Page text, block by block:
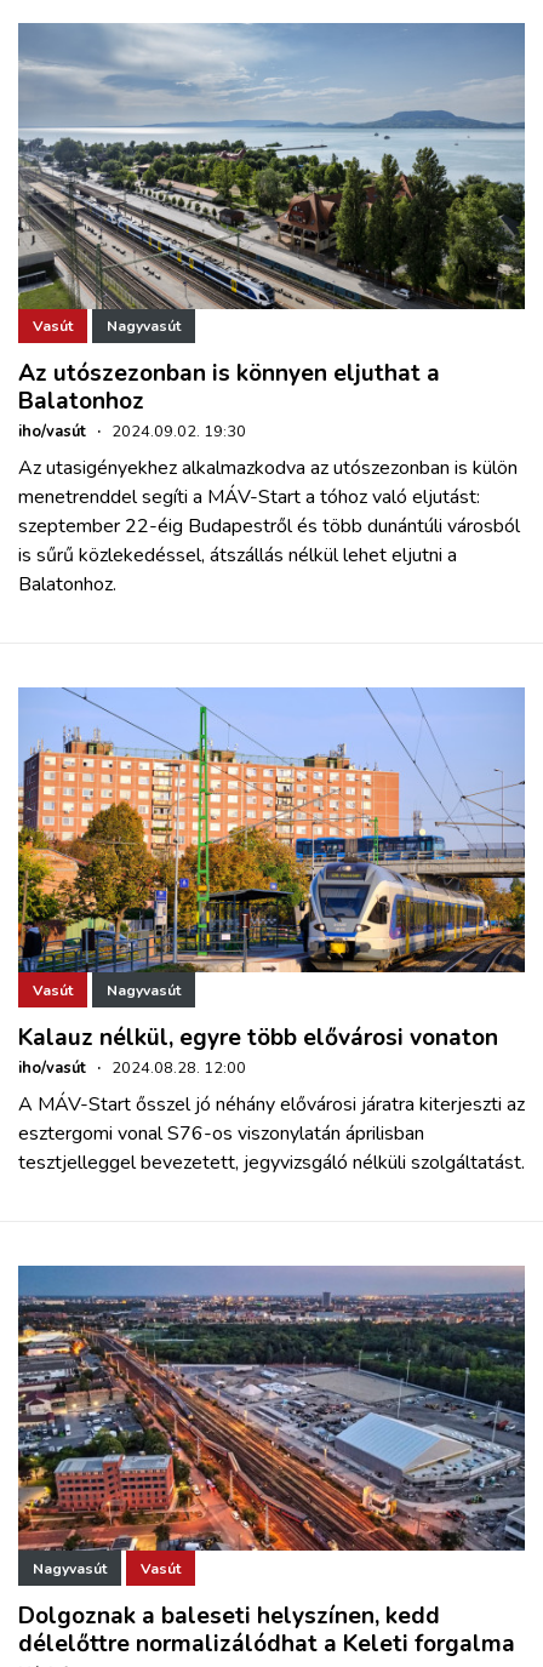
Vasút Nagyvasút
Az utószezonban is könnyen eljuthat a
Balatonhoz
iho/vasút · 2024.09.02. 19:30
Az utasigényekhez alkalmazkodva az utószezonban is külön
menetrenddel segíti a MÁV-Start a tóhoz való eljutást:
szeptember 22-éig Budapestről és több dunántúli városból
is sűrű közlekedéssel, átszállás nélkül lehet eljutni a
Balatonhoz.
Vasút Nagyvasút
Kalauz nélkül, egyre több elővárosi vonaton
iho/vasút · 2024.08.28. 12:00
A MÁV-Start ősszel jó néhány elővárosi járatra kiterjeszti az
esztergomi vonal S76-os viszonylatán áprilisban
tesztjelleggel bevezetett, jegyvizsgáló nélküli szolgáltatást.
Nagyvasút Vasút
Dolgoznak a baleseti helyszínen, kedd
délelőttre normalizálódhat a Keleti forgalma